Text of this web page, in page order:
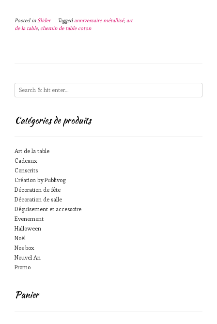
Posted inSlider Taggedanniversaire métallisé, art
de la table, chemin de table coton
Catégories de produits
Art de la table
Cadeaux
Conscrits
Création by Publivog
Décoration de fête
Décoration de salle
Déguisement et accessoire
Evenement
Halloween
Noël
Nos box
Nouvel An
Promo
Panier